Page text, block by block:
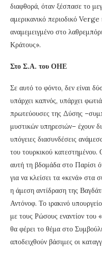
διαφθορά, όταν ξέσπασε το
αμερικανικό περιοδικό
αναμεμειγμένο στο
Κράτους».
Στο Σ.Α. του ΟΗΕ
Σε αυτό το φόντο, δεν είναι
υπάρχει καπνός, υπάρχει
πρωτεύουσες της Δύσης
μυστικών υπηρεσιών– έχουν
υπόγειες διασυνδέσεις
του τουρκικού
αυτή τη βδομάδα στο Παρίσι
για να κλείσει τα «κενά» στα
η άμεση αντίδραση της
Αντόνοφ. Το ιρακινό
με τους Ρώσους εναντίον του
θα φέρει το θέμα στο
αποδειχθούν βάσιμες οι